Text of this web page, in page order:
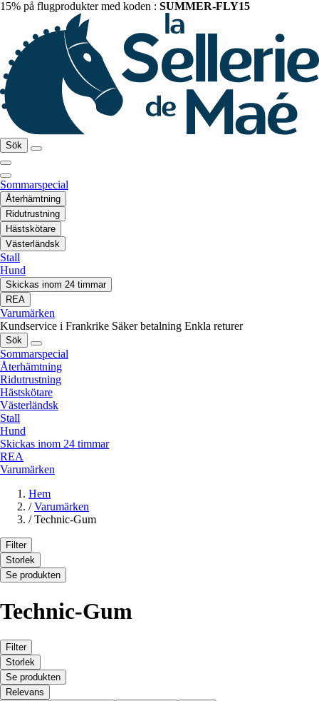
15% på flugprodukter med koden : SUMMER-FLY15
Sök
Sommarspecial
Återhämtning
Ridutrustning
Hästskötare
Västerländsk
Stall
Hund
Skickas inom 24 timmar
REA
Varumärken
Kundservice i Frankrike Säker betalning Enkla returer
Sök
Sommarspecial
Återhämtning
Ridutrustning
Hästskötare
Västerländsk
Stall
Hund
Skickas inom 24 timmar
REA
Varumärken
Hem
/ Varumärken
/ Technic-Gum
Filter
Storlek
Se produkten
Technic-Gum
Filter
Storlek
Se produkten
Relevans